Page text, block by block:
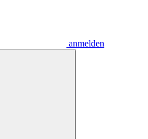
anmelden